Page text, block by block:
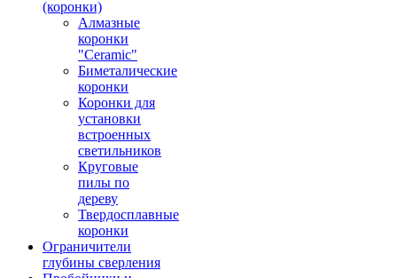
(коронки)
Алмазные
коронки
"Ceramic"
Биметалические
коронки
Коронки для
установки
встроенных
светильников
Круговые
пилы по
дереву
Твердосплавные
коронки
Ограничители
глубины сверления